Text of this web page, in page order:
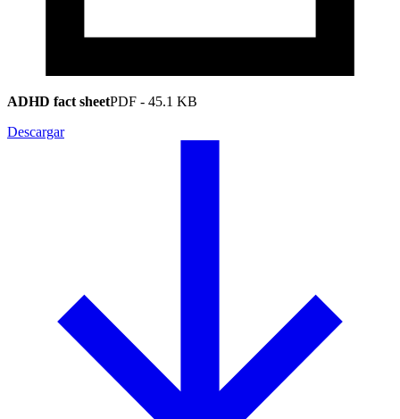
ADHD fact sheetPDF - 45.1 KB
Descargar